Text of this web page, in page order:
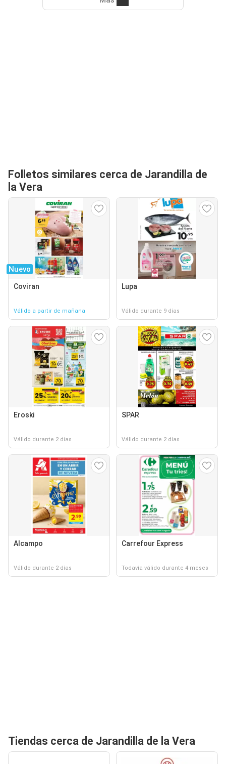
Folletos similares cerca de Jarandilla de
la Vera
Nuevo
Coviran
Válido a partir de mañana
Lupa
Válido durante 9 días
Eroski
Válido durante 2 días
SPAR
Válido durante 2 días
Alcampo
Válido durante 2 días
Carrefour Express
Todavía válido durante 4 meses
Tiendas cerca de Jarandilla de la Vera